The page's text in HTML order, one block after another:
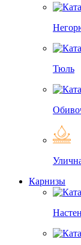
Тюль
Карнизы